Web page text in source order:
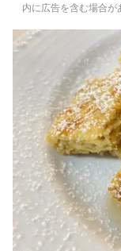
内に広告を含む場合が